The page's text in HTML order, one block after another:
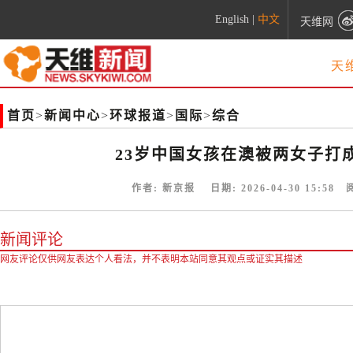
English 中文 天维网
天
首页>新闻中心>环球报道> 国际>综合
23岁中国女孩在澳被两女子打
作者: 新京报 日期: 2026-04-30 15:58
新闻评论
网友评论仅供网友表达个人看法，并不表明本站同意其观点或证实其描述